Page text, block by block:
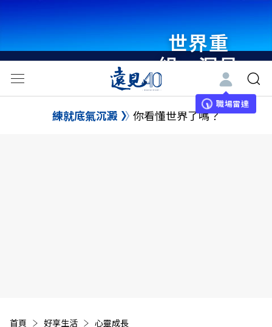
世界重
組・洞見
未來 與
世界領袖
職場雷達
練就底氣沉澱 你看懂世界了嗎？
首頁 好享生活 心靈成長